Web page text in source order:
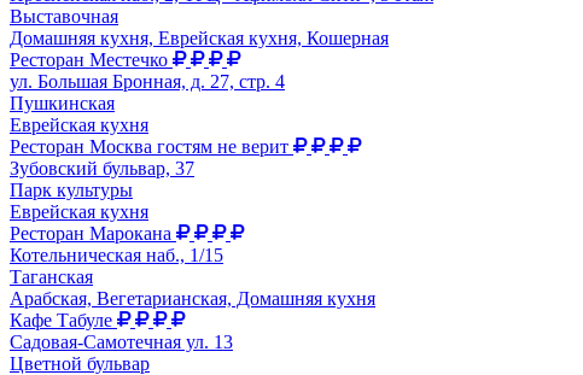
Выставочная
Домашняя кухня, Еврейская кухня, Кошерная
Ресторан Местечко
ул. Большая Бронная, д. 27, стр. 4
Пушкинская
Еврейская кухня
Ресторан Москва гостям не верит
Зубовский бульвар, 37
Парк культуры
Еврейская кухня
Ресторан Марокана
Котельническая наб., 1/15
Таганская
Арабская, Вегетарианская, Домашняя кухня
Кафе Табуле
Садовая-Самотечная ул. 13
Цветной бульвар